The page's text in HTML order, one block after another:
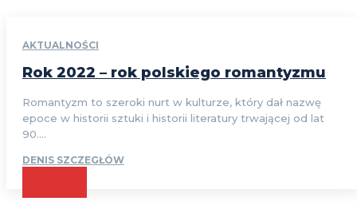
AKTUALNOŚCI
Rok 2022 – rok polskiego romantyzmu
Romantyzm to szeroki nurt w kulturze, który dał nazwę
epoce w historii sztuki i historii literatury trwającej od lat
90....
DENIS SZCZEGŁÓW